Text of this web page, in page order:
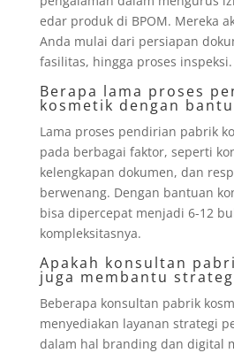
edar produk di BPOM. Mereka
Anda mulai dari persiapan
fasilitas, hingga proses inspeksi.
Berapa lama proses
kosmetik dengan
Lama proses pendirian pabrik
pada berbagai faktor, seperti
kelengkapan dokumen, dan
berwenang. Dengan bantuan
bisa dipercepat menjadi 6-12
kompleksitasnya.
Apakah konsultan
juga membantu
Beberapa konsultan pabrik
menyediakan layanan strategi
dalam hal branding dan digital